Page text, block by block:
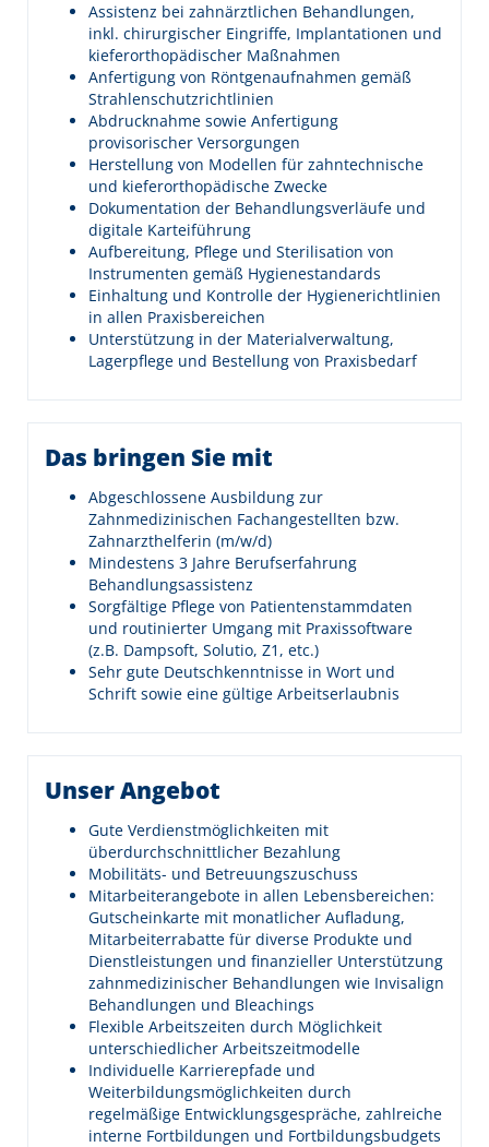
Assistenz bei zahnärztlichen Behandlungen,
inkl. chirurgischer Eingriffe, Implantationen und
kieferorthopädischer Maßnahmen
Anfertigung von Röntgenaufnahmen gemäß
Strahlenschutzrichtlinien
Abdrucknahme sowie Anfertigung
provisorischer Versorgungen
Herstellung von Modellen für zahntechnische
und kieferorthopädische Zwecke
Dokumentation der Behandlungsverläufe und
digitale Karteiführung
Aufbereitung, Pflege und Sterilisation von
Instrumenten gemäß Hygienestandards
Einhaltung und Kontrolle der Hygienerichtlinien
in allen Praxisbereichen
Unterstützung in der Materialverwaltung,
Lagerpflege und Bestellung von Praxisbedarf
Das bringen Sie mit
Abgeschlossene Ausbildung zur
Zahnmedizinischen Fachangestellten bzw.
Zahnarzthelferin (m/w/d)
Mindestens 3 Jahre Berufserfahrung
Behandlungsassistenz
Sorgfältige Pflege von Patientenstammdaten
und routinierter Umgang mit Praxissoftware
(z.B. Dampsoft, Solutio, Z1, etc.)
Sehr gute Deutschkenntnisse in Wort und
Schrift sowie eine gültige Arbeitserlaubnis
Unser Angebot
Gute Verdienstmöglichkeiten mit
überdurchschnittlicher Bezahlung
Mobilitäts- und Betreuungszuschuss
Mitarbeiterangebote in allen Lebensbereichen:
Gutscheinkarte mit monatlicher Aufladung,
Mitarbeiterrabatte für diverse Produkte und
Dienstleistungen und finanzieller Unterstützung
zahnmedizinischer Behandlungen wie Invisalign
Behandlungen und Bleachings
Flexible Arbeitszeiten durch Möglichkeit
unterschiedlicher Arbeitszeitmodelle
Individuelle Karrierepfade und
Weiterbildungsmöglichkeiten durch
regelmäßige Entwicklungsgespräche, zahlreiche
interne Fortbildungen und Fortbildungsbudgets